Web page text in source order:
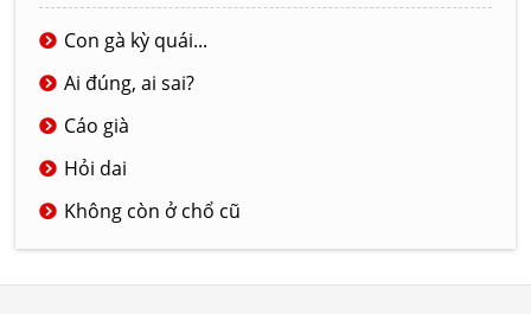
Con gà kỳ quái...
Ai đúng, ai sai?
Cáo già
Hỏi dai
Không còn ở chổ cũ